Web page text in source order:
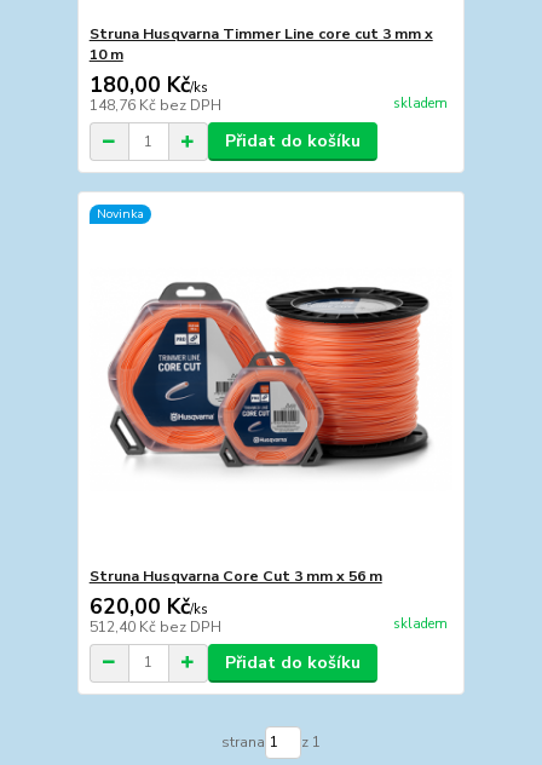
Struna Husqvarna Timmer Line core cut 3 mm x
10 m
180,00 Kč/ks
148,76 Kč bez DPH skladem
Přidat do košíku
Novinka
Struna Husqvarna Core Cut 3 mm x 56 m
620,00 Kč/ks
512,40 Kč bez DPH skladem
Přidat do košíku
strana z 1